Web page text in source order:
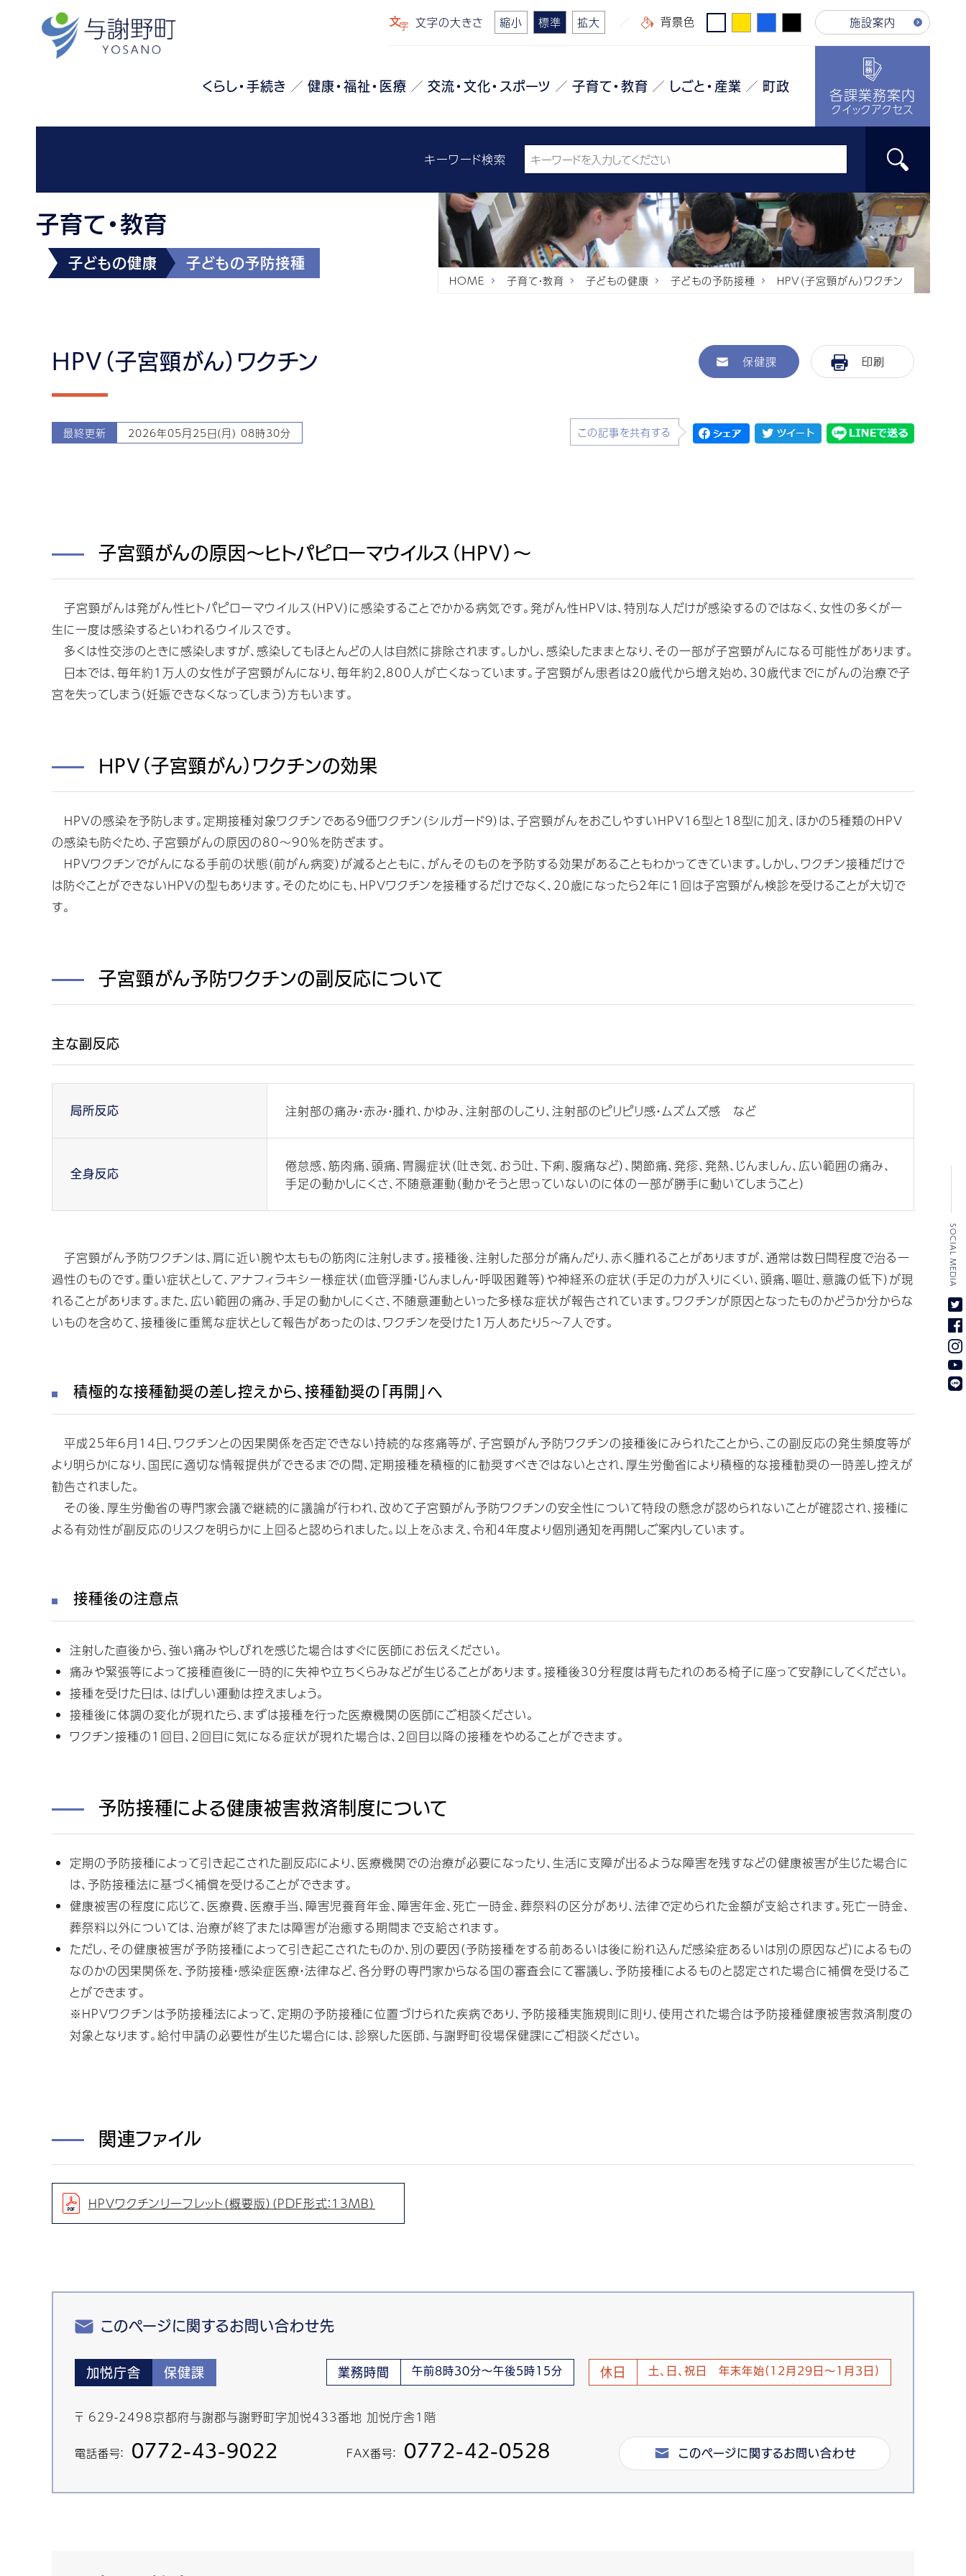
文字の大きさ 縮小 標準 拡大 背景色 施設案内
くらし・手続き 健康・福祉・医療 交流・文化・スポーツ 子育て・教育 しごと・産業 町政 各課業務案内
クイックアクセス
キーワード検索
子育て・教育
子どもの健康 子どもの予防接種
HOME 子育て・教育 子どもの健康 子どもの予防接種 HPV（子宮頸がん）ワクチン
HPV（子宮頸がん）ワクチン 保健課 印刷
最終更新 2026年05月25日(月) 08時30分 この記事を共有する
子宮頸がんの原因～ヒトパピローマウイルス（HPV）～
子宮頸がんは発がん性ヒトパピローマウイルス（HPV）に感染することでかかる病気です。発がん性HPVは、特別な人だけが感染するのではなく、女性の多くが一
生に一度は感染するといわれるウイルスです。
多くは性交渉のときに感染しますが、感染してもほとんどの人は自然に排除されます。しかし、感染したままとなり、その一部が子宮頸がんになる可能性があります。
日本では、毎年約1万人の女性が子宮頸がんになり、毎年約2,800人が亡くなっています。子宮頸がん患者は20歳代から増え始め、30歳代までにがんの治療で子
宮を失ってしまう（妊娠できなくなってしまう）方もいます。
HPV（子宮頸がん）ワクチンの効果
ＨＰＶの感染を予防します。定期接種対象ワクチンである９価ワクチン（シルガード９）は、子宮頸がんをおこしやすいHPV16型と18型に加え、ほかの5種類のHPV
の感染も防ぐため、子宮頸がんの原因の80～90％を防ぎます。
HPVワクチンでがんになる手前の状態（前がん病変）が減るとともに、がんそのものを予防する効果があることもわかってきています。しかし、ワクチン接種だけで
は防ぐことができないＨＰＶの型もあります。そのためにも、HPVワクチンを接種するだけでなく、20歳になったら2年に1回は子宮頸がん検診を受けることが大切で
す。
子宮頸がん予防ワクチンの副反応について
主な副反応
局所反応 注射部の痛み・赤み・腫れ、かゆみ、注射部のしこり、注射部のピリピリ感・ムズムズ感 など
全身反応
倦怠感、筋肉痛、頭痛、胃腸症状（吐き気、おう吐、下痢、腹痛など）、関節痛、発疹、発熱、じんましん、広い範囲の痛み、
手足の動かしにくさ、不随意運動（動かそうと思っていないのに体の一部が勝手に動いてしまうこと）
子宮頸がん予防ワクチンは、肩に近い腕や太ももの筋肉に注射します。接種後、注射した部分が痛んだり、赤く腫れることがありますが、通常は数日間程度で治る一
過性のものです。重い症状として、アナフィラキシー様症状（血管浮腫・じんましん・呼吸困難等）や神経系の症状（手足の力が入りにくい、頭痛、嘔吐、意識の低下）が現
れることがあります。また、広い範囲の痛み、手足の動かしにくさ、不随意運動といった多様な症状が報告されています。ワクチンが原因となったものかどうか分からな
いものを含めて、接種後に重篤な症状として報告があったのは、ワクチンを受けた1万人あたり5～7人です。
積極的な接種勧奨の差し控えから、接種勧奨の「再開」へ
平成25年6月14日、ワクチンとの因果関係を否定できない持続的な疼痛等が、子宮頸がん予防ワクチンの接種後にみられたことから、この副反応の発生頻度等が
より明らかになり、国民に適切な情報提供ができるまでの間、定期接種を積極的に勧奨すべきではないとされ、厚生労働省により積極的な接種勧奨の一時差し控えが
勧告されました。
その後、厚生労働省の専門家会議で継続的に議論が行われ、改めて子宮頸がん予防ワクチンの安全性について特段の懸念が認められないことが確認され、接種に
よる有効性が副反応のリスクを明らかに上回ると認められました。以上をふまえ、令和4年度より個別通知を再開しご案内しています。
接種後の注意点
注射した直後から、強い痛みやしびれを感じた場合はすぐに医師にお伝えください。
痛みや緊張等によって接種直後に一時的に失神や立ちくらみなどが生じることがあります。接種後30分程度は背もたれのある椅子に座って安静にしてください。
接種を受けた日は、はげしい運動は控えましょう。
接種後に体調の変化が現れたら、まずは接種を行った医療機関の医師にご相談ください。
ワクチン接種の1回目、2回目に気になる症状が現れた場合は、2回目以降の接種をやめることができます。
予防接種による健康被害救済制度について
定期の予防接種によって引き起こされた副反応により、医療機関での治療が必要になったり、生活に支障が出るような障害を残すなどの健康被害が生じた場合に
は、予防接種法に基づく補償を受けることができます。
健康被害の程度に応じて、医療費、医療手当、障害児養育年金、障害年金、死亡一時金、葬祭料の区分があり、法律で定められた金額が支給されます。死亡一時金、
葬祭料以外については、治療が終了または障害が治癒する期間まで支給されます。
ただし、その健康被害が予防接種によって引き起こされたものか、別の要因（予防接種をする前あるいは後に紛れ込んだ感染症あるいは別の原因など）によるもの
なのかの因果関係を、予防接種・感染症医療・法律など、各分野の専門家からなる国の審査会にて審議し、予防接種によるものと認定された場合に補償を受けるこ
とができます。
※HPVワクチンは予防接種法によって、定期の予防接種に位置づけられた疾病であり、予防接種実施規則に則り、使用された場合は予防接種健康被害救済制度の
対象となります。給付申請の必要性が生じた場合には、診察した医師、与謝野町役場保健課にご相談ください。
関連ファイル
HPVワクチンリーフレット（概要版）（PDF形式：13MB）
このページに関するお問い合わせ先
加悦庁舎 保健課 業務時間 午前8時30分～午後5時15分 休日 土、日、祝日 年末年始(12月29日～1月3日)
〒 629-2498京都府与謝郡与謝野町字加悦433番地 加悦庁舎1階
電話番号： 0772-43-9022 FAX番号： 0772-42-0528 このページに関するお問い合わせ
SOCIAL MEDIA